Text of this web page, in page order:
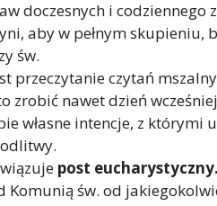
doczesnych i codziennego
aby w pełnym skupieniu,
św.
przeczytanie czytań
zrobić nawet dzień
własne intencje, z
post eucharystyczny.
Komunią św. od